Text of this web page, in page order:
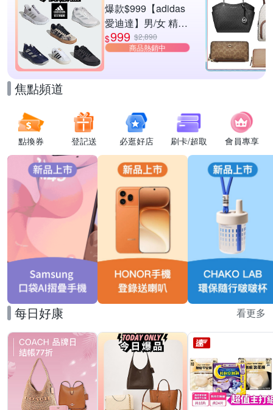
爆款$999【adidas
愛迪達】男/女 精選
運動鞋休閒鞋 任選
均一價
$999 $2,890
商品熱銷中
焦點頻道
點換券 登記送 必逛好店 刷卡/超取 會員專享
每日好康 看更多